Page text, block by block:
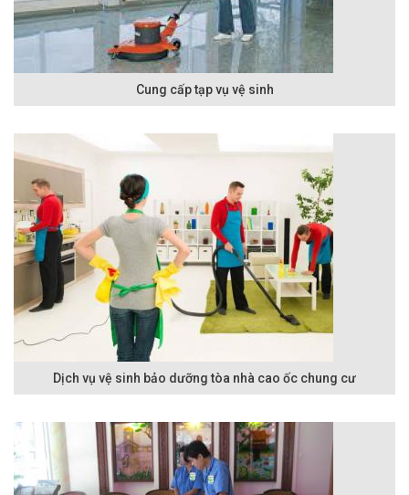
Cung cấp tạp vụ vệ sinh
Dịch vụ vệ sinh bảo dưỡng tòa nhà cao ốc chung cư